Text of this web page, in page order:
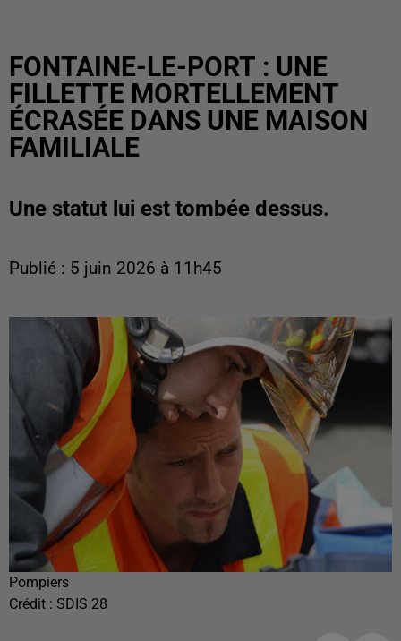
FONTAINE-LE-PORT : UNE
FILLETTE MORTELLEMENT
ÉCRASÉE DANS UNE MAISON
FAMILIALE
Une statut lui est tombée dessus.
Publié : 5 juin 2026 à 11h45
Pompiers
Crédit : SDIS 28